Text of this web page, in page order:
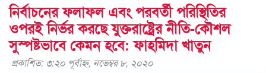
নির্বাচনের ফলাফল এবং পরবর্তী পরিস্থিতির
ওপরই নির্ভর করছে যুক্তরাষ্ট্রের নীতি-কৌশল
সুস্পষ্টভাবে কেমন হবে: ফাহমিদা খাতুন
প্রকাশিত: ৩:২০ পূর্বাহ্ণ, নভেম্বর ৮, ২০২০